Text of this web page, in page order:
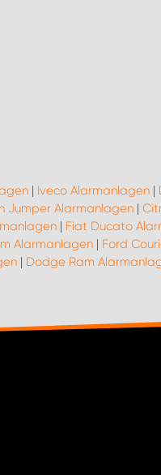
| Iveco Alarmanlagen|
Jumper Alarmanlagen |
| Fiat Ducato
Alarmanlagen | Ford
| Dodge Ram